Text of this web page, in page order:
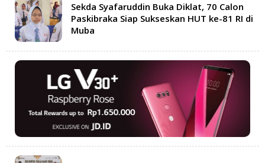
Sekda Syafaruddin Buka Diklat, 70 Calon
Paskibraka Siap Sukseskan HUT ke-81 RI di
Muba